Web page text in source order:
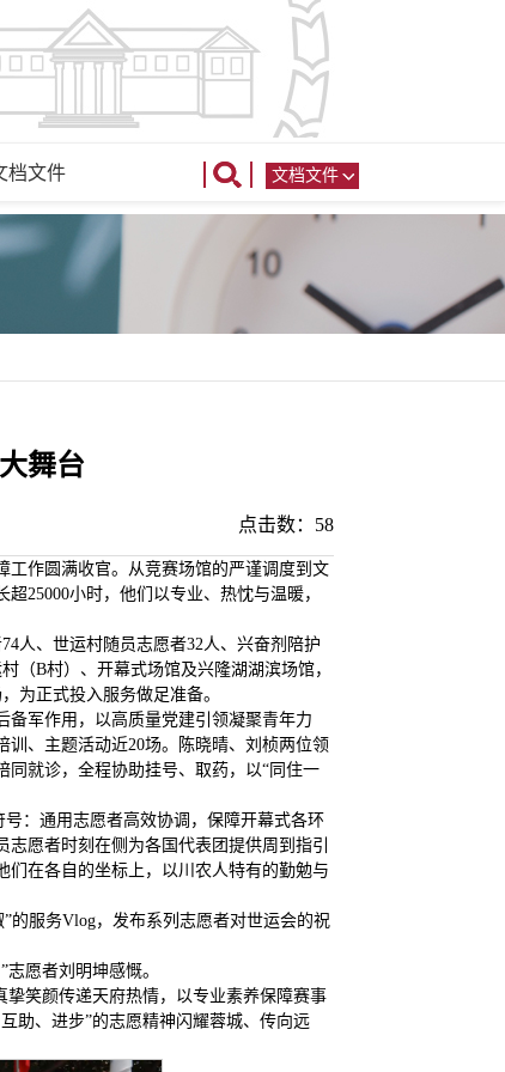
档文件 文档文件
舞台
点击数： 58
工作圆满收官。从竞赛场馆的严谨调度到文
25000小时，他们以专业、热忱与温暖，
人、世运村随员志愿者32人、兴奋剂陪护
（B村）、开幕式场馆及兴隆湖湖滨场馆，
为正式投入服务做足准备。
备军作用，以高质量党建引领凝聚青年力
、主题活动近20场。陈晓晴、刘桢两位领
同就诊，全程协助挂号、取药，以“同住一
：通用志愿者高效协调，保障开幕式各环
愿者时刻在侧为各国代表团提供周到指引
在各自的坐标上，以川农人特有的勤勉与
的服务Vlog，发布系列志愿者对世运会的祝
愿者刘明坤感慨。
笑颜传递天府热情，以专业素养保障赛事
助、进步”的志愿精神闪耀蓉城、传向远